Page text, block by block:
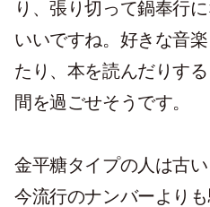
り、張り切って鍋奉行
いいですね。好きな音
たり、本を読んだりす
間を過ごせそうです。
金平糖タイプの人は古
今流行のナンバーより